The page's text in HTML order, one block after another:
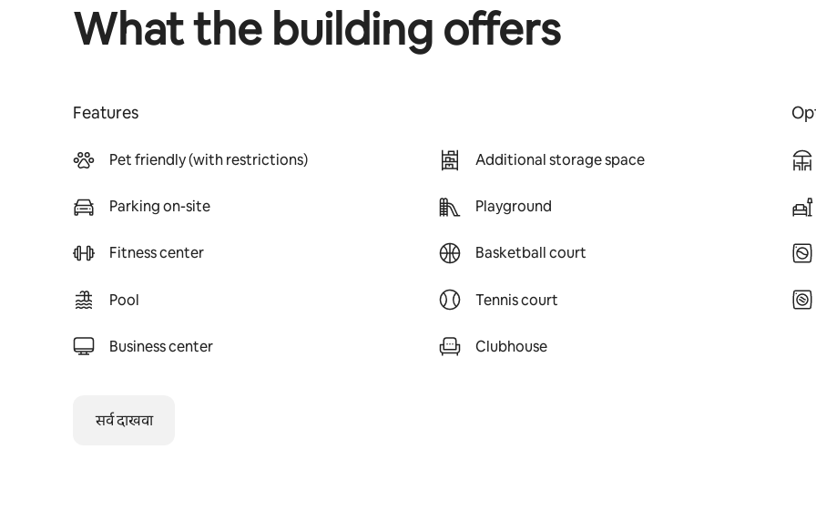
What the building offers
Features
Pet friendly (with restrictions)
Parking on-site
Fitness center
Pool
Business center
Additional storage space
Playground
Basketball court
Tennis court
Clubhouse
सर्व दाखवा